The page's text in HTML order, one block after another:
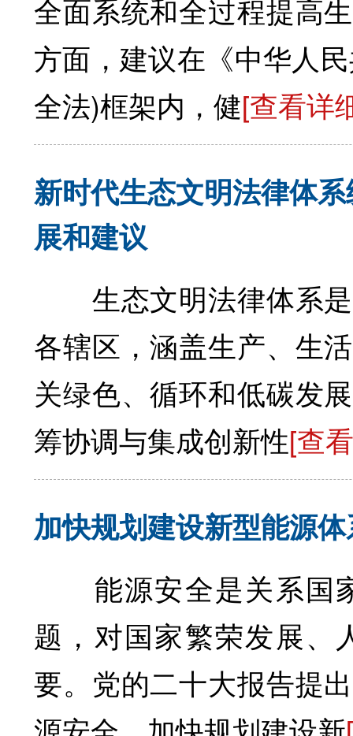
全面系统和全过程提
方面，建议在《中华人
全法)框架内，健[查看详
新时代生态文明法律体
展和建议
生态文明法律体系是
各辖区，涵盖生产、生
关绿色、循环和低碳发
筹协调与集成创新性[查
加快规划建设新型能源
能源安全是关系国
题，对国家繁荣发展、
要。党的二十大报告提